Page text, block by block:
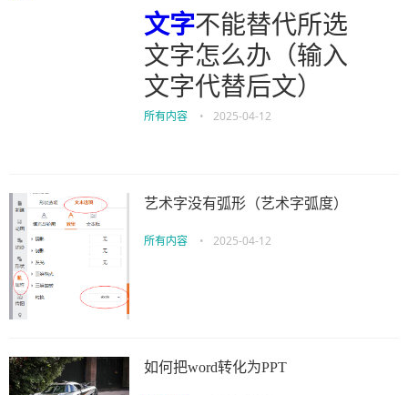
文字不能替代所选
文字怎么办（输入
文字代替后文）
所有内容 • 2025-04-12
艺术字没有弧形（艺术字弧度）
所有内容 • 2025-04-12
如何把word转化为PPT